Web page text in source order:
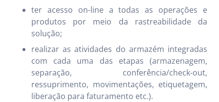
ter acesso on-line a todas as operações e
produtos por meio da rastreabilidade da
solução;
realizar as atividades do armazém integradas
com cada uma das etapas (armazenagem,
separação, conferência/check-out,
ressuprimento, movimentações, etiquetagem,
liberação para faturamento etc.).